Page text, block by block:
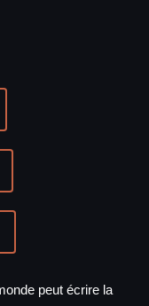
peut écrire la